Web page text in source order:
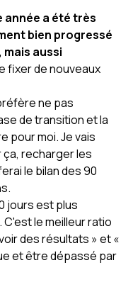
année a été très
bien progressé
mais aussi
fixer de nouveaux
ne pas
de transition et la
pour moi. Je vais
recharger les
le bilan des 90
jours est plus
le meilleur ratio
des résultats » et «
et être dépassé par